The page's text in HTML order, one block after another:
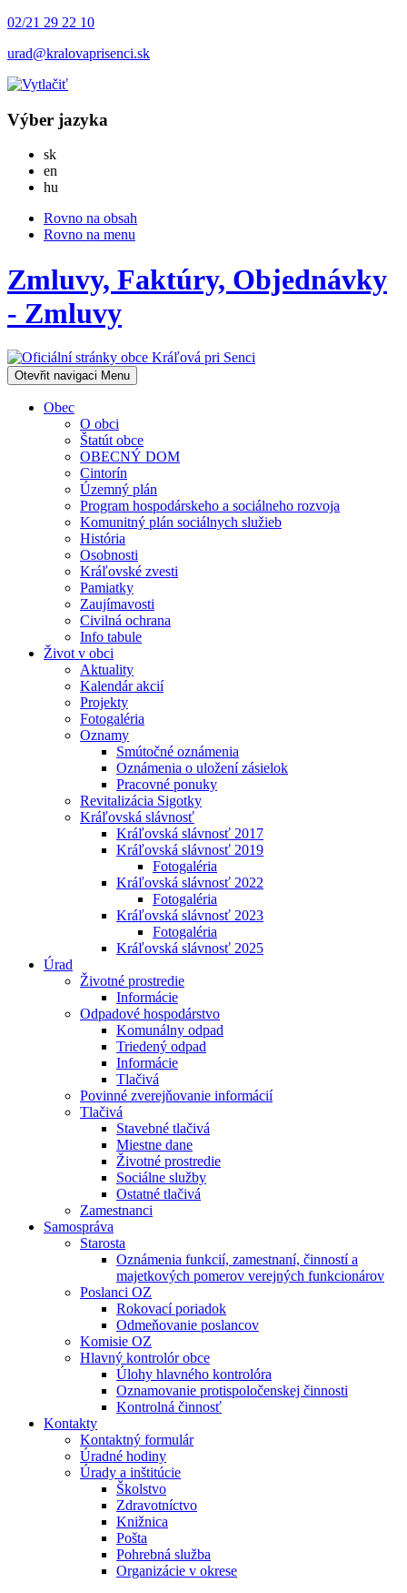
02/21 29 22 10
urad@kralovaprisenci.sk
Výber jazyka
skSlovensky
en
hu
Rovno na obsah
Rovno na menu
Zmluvy, Faktúry, Objednávky
- Zmluvy
Otevřit navigaci Menu
Obec
O obci
Štatút obce
OBECNÝ DOM
Cintorín
Územný plán
Program hospodárskeho a sociálneho rozvoja
Komunitný plán sociálnych služieb
História
Osobnosti
Kráľovské zvesti
Pamiatky
Zaujímavosti
Civilná ochrana
Info tabule
Život v obci
Aktuality
Kalendár akcií
Projekty
Fotogaléria
Oznamy
Smútočné oznámenia
Oznámenia o uložení zásielok
Pracovné ponuky
Revitalizácia Sigotky
Kráľovská slávnosť
Kráľovská slávnosť 2017
Kráľovská slávnosť 2019
Fotogaléria
Kráľovská slávnosť 2022
Fotogaléria
Kráľovská slávnosť 2023
Fotogaléria
Kráľovská slávnosť 2025
Úrad
Životné prostredie
Informácie
Odpadové hospodárstvo
Komunálny odpad
Triedený odpad
Informácie
Tlačivá
Povinné zverejňovanie informácií
Tlačivá
Stavebné tlačivá
Miestne dane
Životné prostredie
Sociálne služby
Ostatné tlačivá
Zamestnanci
Samospráva
Starosta
Oznámenia funkcií, zamestnaní, činností a
majetkových pomerov verejných funkcionárov
Poslanci OZ
Rokovací poriadok
Odmeňovanie poslancov
Komisie OZ
Hlavný kontrolór obce
Úlohy hlavného kontrolóra
Oznamovanie protispoločenskej činnosti
Kontrolná činnosť
Kontakty
Kontaktný formulár
Úradné hodiny
Úrady a inštitúcie
Školstvo
Zdravotníctvo
Knižnica
Pošta
Pohrebná služba
Organizácie v okrese